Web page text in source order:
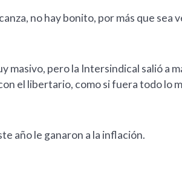
no hay bonito, por más que sea
masivo, pero la Intersindical salió a
el libertario, como si fuera todo lo
año le ganaron a la inflación.